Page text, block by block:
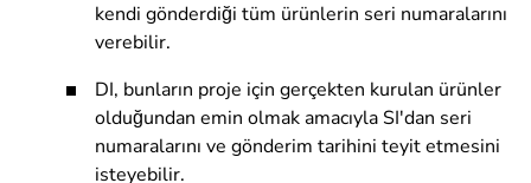
kendi gönderdiği tüm ürünlerin seri numaralarını
verebilir.
DI, bunların proje için gerçekten kurulan ürünler
olduğundan emin olmak amacıyla SI'dan seri
numaralarını ve gönderim tarihini teyit etmesini
isteyebilir.